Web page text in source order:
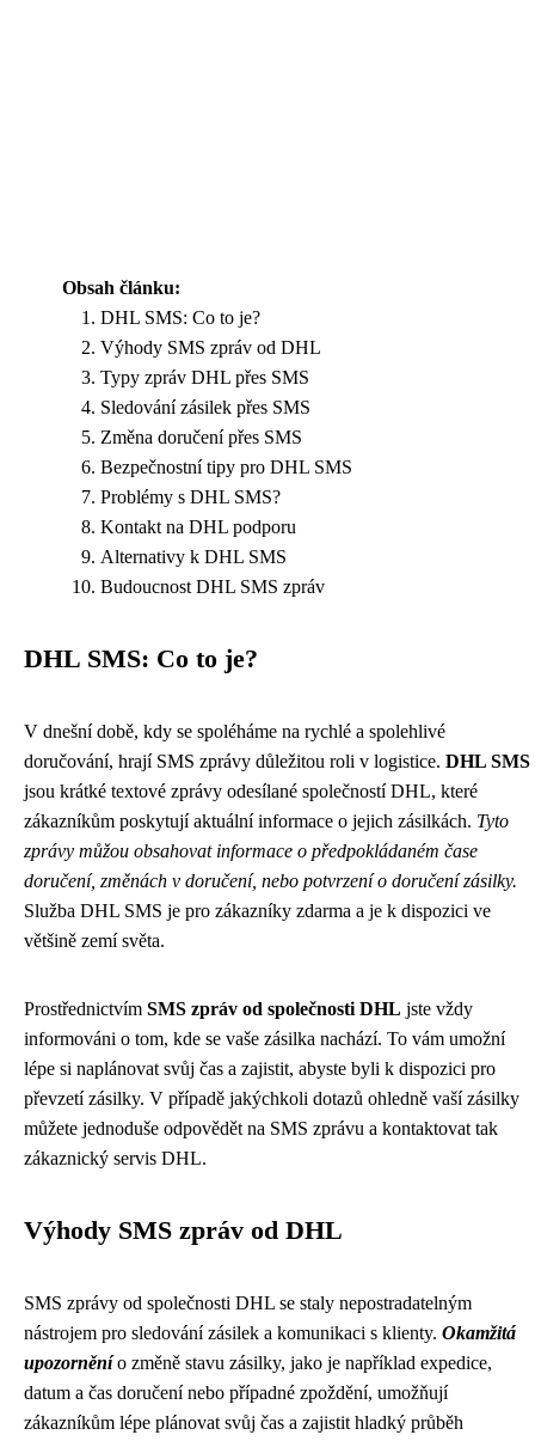
Obsah článku:
DHL SMS: Co to je?
Výhody SMS zpráv od DHL
Typy zpráv DHL přes SMS
Sledování zásilek přes SMS
Změna doručení přes SMS
Bezpečnostní tipy pro DHL SMS
Problémy s DHL SMS?
Kontakt na DHL podporu
Alternativy k DHL SMS
Budoucnost DHL SMS zpráv
DHL SMS: Co to je?
V dnešní době, kdy se spoléháme na rychlé a spolehlivé
doručování, hrají SMS zprávy důležitou roli v logistice. DHL SMS
jsou krátké textové zprávy odesílané společností DHL, které
zákazníkům poskytují aktuální informace o jejich zásilkách. Tyto
zprávy můžou obsahovat informace o předpokládaném čase
doručení, změnách v doručení, nebo potvrzení o doručení zásilky.
Služba DHL SMS je pro zákazníky zdarma a je k dispozici ve
většině zemí světa.
Prostřednictvím SMS zpráv od společnosti DHL jste vždy
informováni o tom, kde se vaše zásilka nachází. To vám umožní
lépe si naplánovat svůj čas a zajistit, abyste byli k dispozici pro
převzetí zásilky. V případě jakýchkoli dotazů ohledně vaší zásilky
můžete jednoduše odpovědět na SMS zprávu a kontaktovat tak
zákaznický servis DHL.
Výhody SMS zpráv od DHL
SMS zprávy od společnosti DHL se staly nepostradatelným
nástrojem pro sledování zásilek a komunikaci s klienty. Okamžitá
upozorněnío změně stavu zásilky, jako je například expedice,
datum a čas doručení nebo případné zpoždění, umožňují
zákazníkům lépe plánovat svůj čas a zajistit hladký průběh